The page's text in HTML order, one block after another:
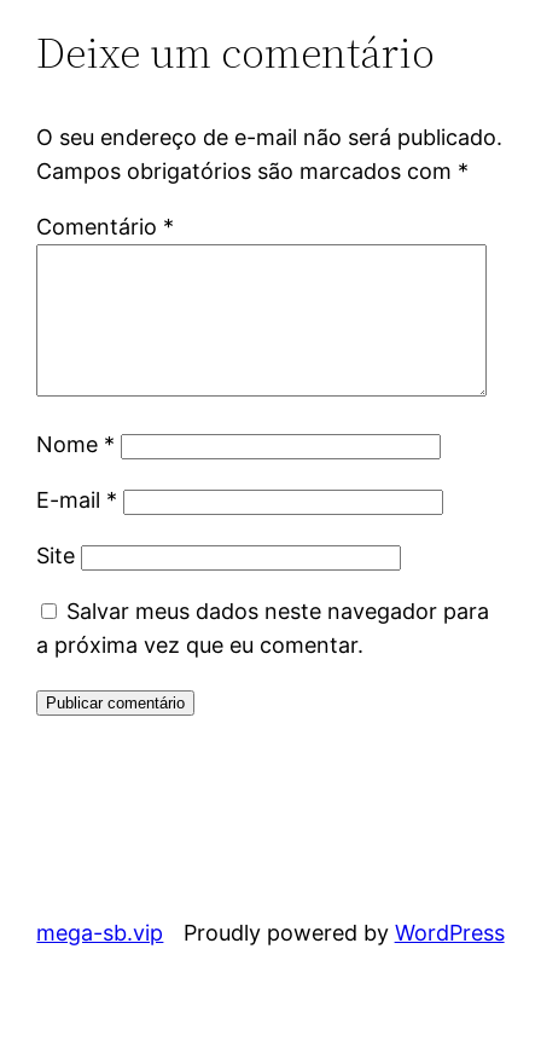
Deixe um comentário
O seu endereço de e-mail não será publicado.
Campos obrigatórios são marcados com *
Comentário *
Nome *
E-mail *
Site
Salvar meus dados neste navegador para
a próxima vez que eu comentar.
mega-sb.vip Proudly powered by WordPress